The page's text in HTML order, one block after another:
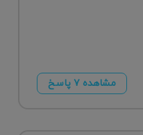
مشاهده ۷ پاسخ